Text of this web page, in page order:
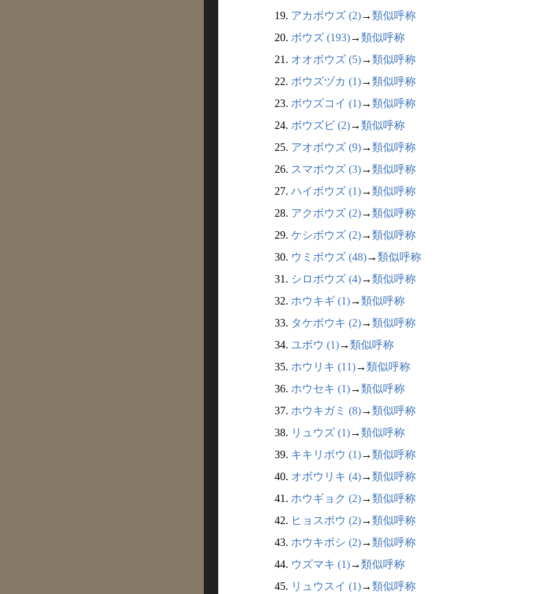
19. アカボウズ (2)→類似呼称
20. ボウズ (193)→類似呼称
21. オオボウズ (5)→類似呼称
22. ボウズヅカ (1)→類似呼称
23. ボウズコイ (1)→類似呼称
24. ボウズビ (2)→類似呼称
25. アオボウズ (9)→類似呼称
26. スマボウズ (3)→類似呼称
27. ハイボウズ (1)→類似呼称
28. アクボウズ (2)→類似呼称
29. ケシボウズ (2)→類似呼称
30. ウミボウズ (48)→類似呼称
31. シロボウズ (4)→類似呼称
32. ホウキギ (1)→類似呼称
33. タケボウキ (2)→類似呼称
34. ユボウ (1)→類似呼称
35. ホウリキ (11)→類似呼称
36. ホウセキ (1)→類似呼称
37. ホウキガミ (8)→類似呼称
38. リュウズ (1)→類似呼称
39. キキリボウ (1)→類似呼称
40. オボウリキ (4)→類似呼称
41. ホウギョク (2)→類似呼称
42. ヒョスボウ (2)→類似呼称
43. ホウキボシ (2)→類似呼称
44. ウズマキ (1)→類似呼称
45. リュウスイ (1)→類似呼称